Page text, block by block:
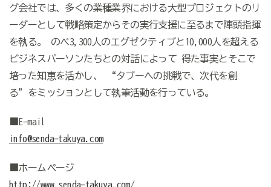
グ会社では、多くの業種業界における大型プロジェクトのリ
ーダーとして戦略策定からその実行支援に至るまで陣頭指揮
を執る。 のべ3,300人のエグゼクティブと10,000人を超える
ビジネスパーソンたちとの対話によって 得た事実とそこで
培った知恵を活かし、 “タブーへの挑戦で、次代を創
る”をミッションとして執筆活動を行っている。
■E-mail
info@senda-takuya.com
■ホームページ
http://www.senda-takuya.com/